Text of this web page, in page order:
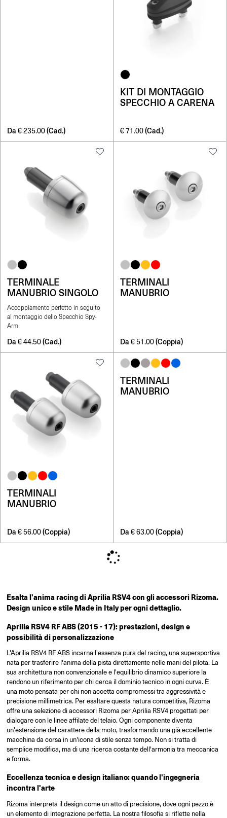
Da €235.00 (Cad.)
KIT DI MONTAGGIO
SPECCHIO A CARENA
€71.00 (Cad.)
TERMINALE
MANUBRIO SINGOLO
Accoppiamento perfetto in seguito
al montaggio dello Specchio Spy-
Arm
Da €44.50 (Cad.)
TERMINALI
MANUBRIO
Da €51.00 (Coppia)
TERMINALI
MANUBRIO
Da €56.00 (Coppia)
TERMINALI
MANUBRIO
Da €63.00 (Coppia)
Esalta l'anima racing di Aprilia RSV4 con gli accessori Rizoma.
Design unico e stile Made in Italy per ogni dettaglio.
Aprilia RSV4 RF ABS (2015 - 17): prestazioni, design e
possibilità di personalizzazione
L'Aprilia RSV4 RF ABS incarna l'essenza pura del racing, una supersportiva
nata per trasferire l'anima della pista direttamente nelle mani del pilota. La
sua architettura non convenzionale e l'equilibrio dinamico superiore la
rendono un riferimento per chi cerca il dominio tecnico in ogni curva. È
una moto pensata per chi non accetta compromessi tra aggressività e
precisione millimetrica. Per esaltare questa natura competitiva, Rizoma
offre una selezione di accessori Rizoma per Aprilia RSV4 progettati per
dialogare con le linee affilate del telaio. Ogni componente diventa
un'estensione del carattere della moto, trasformando una già eccellente
macchina da corsa in un'icona di stile senza tempo. Non si tratta di
semplice modifica, ma di una ricerca costante dell'armonia tra meccanica
e forma.
Eccellenza tecnica e design italiano: quando l'ingegneria
incontra l'arte
Rizoma interpreta il design come un atto di precisione, dove ogni pezzo è
un elemento di integrazione perfetta. La nostra filosofia si riflette nella